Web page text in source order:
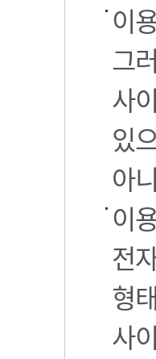
이
그
사
있
아
이
전
형
사